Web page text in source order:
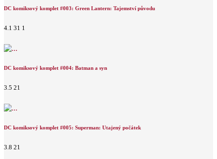
DC komiksový komplet #003: Green Lantern: Tajemství původu
4.1 31 1
DC komiksový komplet #004: Batman a syn
3.5 21
DC komiksový komplet #005: Superman: Utajený počátek
3.8 21